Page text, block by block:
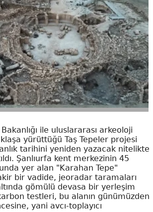
ile uluslararası arkeoloji
yürüttüğü Taş Tepeler projesi
tarihini yeniden yazacak nitelikte
Şanlıurfa kent merkezinin 45
yer alan "Karahan Tepe"
bir vadide, jeoradar taramaları
gömülü devasa bir yerleşim
testleri, bu alanın günümüzden
yani avcı-toplayıcı